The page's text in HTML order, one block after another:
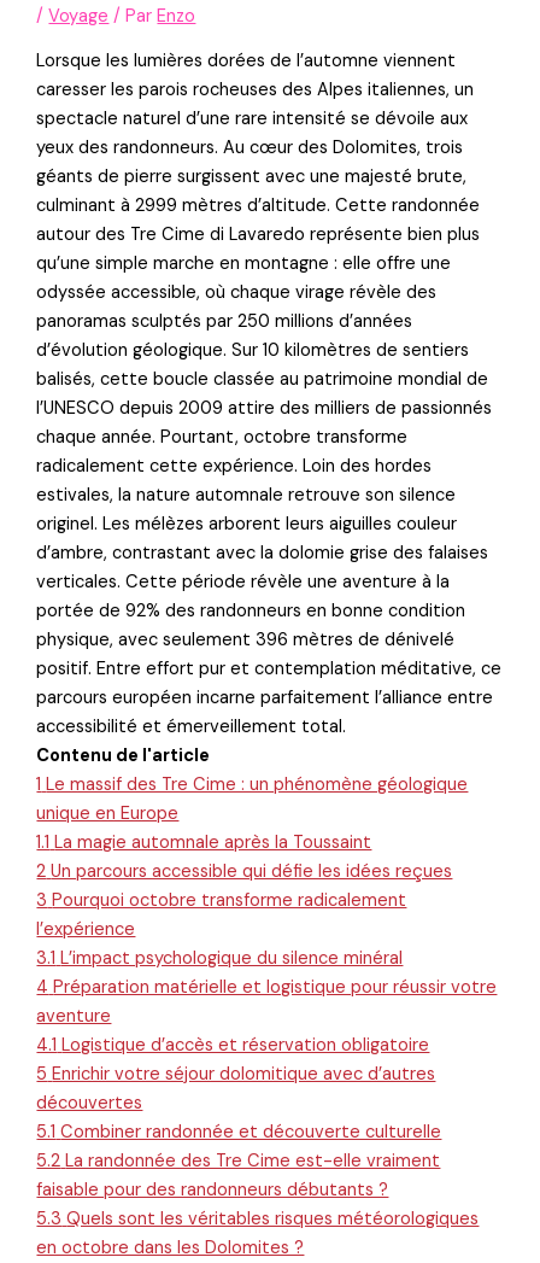
/Voyage / ParEnzo
Lorsque les lumières dorées de l’automne viennent
caresser les parois rocheuses des Alpes italiennes, un
spectacle naturel d’une rare intensité se dévoile aux
yeux des randonneurs. Au cœur des Dolomites, trois
géants de pierre surgissent avec une majesté brute,
culminant à 2999 mètres d’altitude. Cette randonnée
autour des Tre Cime di Lavaredo représente bien plus
qu’une simple marche en montagne : elle offre une
odyssée accessible, où chaque virage révèle des
panoramas sculptés par 250 millions d’années
d’évolution géologique. Sur 10 kilomètres de sentiers
balisés, cette boucle classée au patrimoine mondial de
l’UNESCO depuis 2009 attire des milliers de passionnés
chaque année. Pourtant, octobre transforme
radicalement cette expérience. Loin des hordes
estivales, la nature automnale retrouve son silence
originel. Les mélèzes arborent leurs aiguilles couleur
d’ambre, contrastant avec la dolomie grise des falaises
verticales. Cette période révèle une aventure à la
portée de 92% des randonneurs en bonne condition
physique, avec seulement 396 mètres de dénivelé
positif. Entre effort pur et contemplation méditative, ce
parcours européen incarne parfaitement l’alliance entre
accessibilité et émerveillement total.
Contenu de l'article
1 Le massif des Tre Cime : un phénomène géologique
unique en Europe
1.1 La magie automnale après la Toussaint
2 Un parcours accessible qui défie les idées reçues
3 Pourquoi octobre transforme radicalement
l’expérience
3.1 L’impact psychologique du silence minéral
4 Préparation matérielle et logistique pour réussir votre
aventure
4.1 Logistique d’accès et réservation obligatoire
5 Enrichir votre séjour dolomitique avec d’autres
découvertes
5.1 Combiner randonnée et découverte culturelle
5.2 La randonnée des Tre Cime est-elle vraiment
faisable pour des randonneurs débutants ?
5.3 Quels sont les véritables risques météorologiques
en octobre dans les Dolomites ?